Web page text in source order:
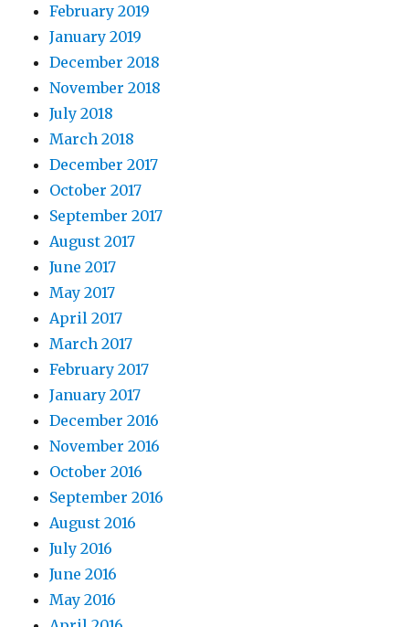
February 2019
January 2019
December 2018
November 2018
July 2018
March 2018
December 2017
October 2017
September 2017
August 2017
June 2017
May 2017
April 2017
March 2017
February 2017
January 2017
December 2016
November 2016
October 2016
September 2016
August 2016
July 2016
June 2016
May 2016